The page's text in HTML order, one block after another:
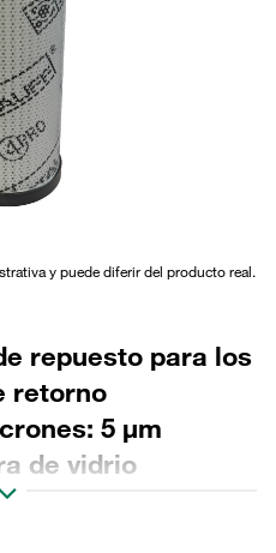
y puede diferir del producto real.
repuesto para los
retorno
5 µm
de vidrio
114 Diámetro
(mm): 414